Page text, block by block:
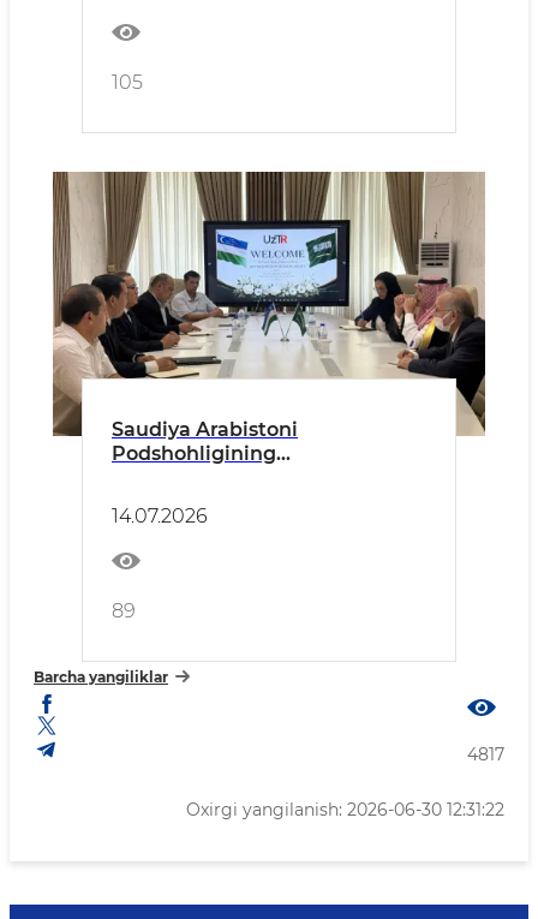
105
Saudiya Arabistoni
Podshohligining
14.07.2026
89
Barcha yangiliklar
4817
Oxirgi yangilanish: 2026-06-30 12:31:22